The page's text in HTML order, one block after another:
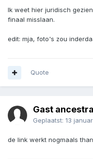
Ik weet hier juridisch
finaal misslaan.
edit: mja, foto's zou
Quote
Gast
Geplaatst: 13
de link werkt nogmaals